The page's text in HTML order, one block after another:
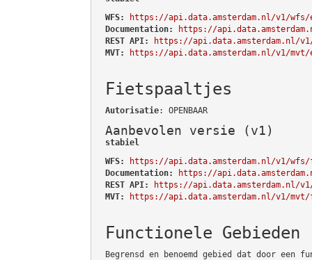
WFS:
https://api.data.amsterdam.nl/v1/wfs/
Documentation:
https://
REST API:
https://api.data.amsterdam.nl/
MVT:
https://api.data.amsterdam.nl/v1/mvt/
Fietspaaltjes
Autorisatie: OPENBAAR
Aanbevolen versie (v1)
stabiel
WFS:
https://api.data.amsterdam.nl/v1/
Documentation:
https://
REST API:
https://api.data.amsterdam.nl/
MVT:
https://api.data.amsterdam.nl/v1/
Functionele Gebieden
Begrensd en benoemd gebied dat door een